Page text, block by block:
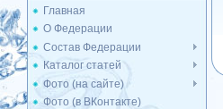
Главная
О Федерации
Состав Федерации
Каталог статей
Фото (на сайте)
Фото (в ВКонтакте)